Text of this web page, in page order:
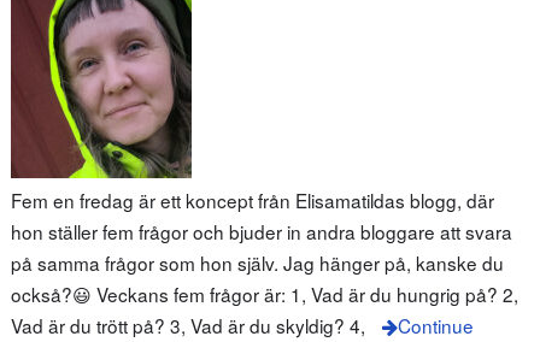
Fem en fredag är ett koncept från Elisamatildas blogg, där
hon ställer fem frågor och bjuder in andra bloggare att svara
på samma frågor som hon själv. Jag hänger på, kanske du
också?😃 Veckans fem frågor är: 1, Vad är du hungrig på? 2,
Vad är du trött på? 3, Vad är du skyldig? 4,
Continue